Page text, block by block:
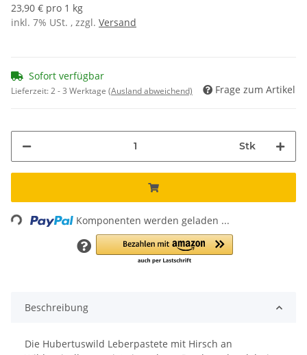
23,90 € pro 1 kg
inkl. 7% USt. , zzgl. Versand
Sofort verfügbar
Lieferzeit:2 - 3 Werktage (Ausland abweichend) Frage zum Artikel
Stk
Loading... Komponenten werden geladen ...
Beschreibung
Die Hubertuswild Leberpastete mit Hirsch an